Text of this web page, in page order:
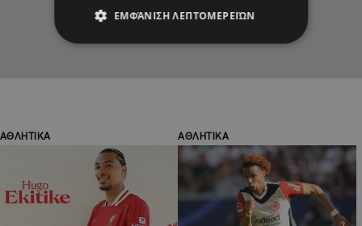
ΑΘΛΗΤΙΚΑ ΑΘΛΗΤΙΚΑ
ΕΜΦΆΝΙΣΗ ΛΕΠΤΟΜΕΡΕΙΏΝ